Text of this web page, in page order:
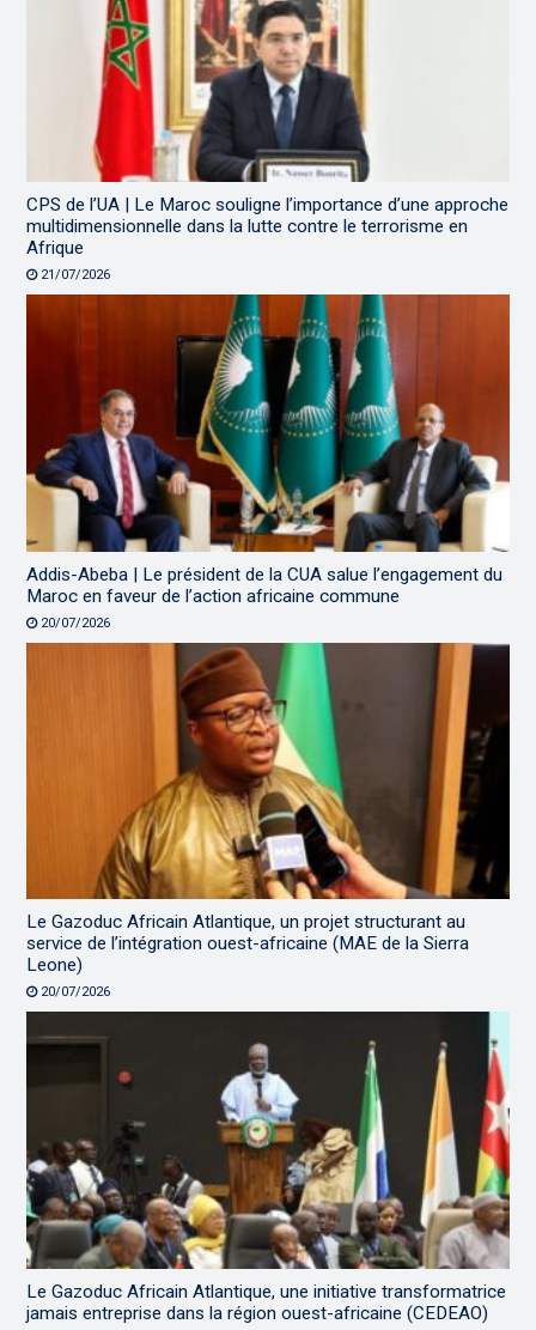
CPS de l’UA | Le Maroc souligne l’importance d’une approche
multidimensionnelle dans la lutte contre le terrorisme en
Afrique
21/07/2026
Addis-Abeba | Le président de la CUA salue l’engagement du
Maroc en faveur de l’action africaine commune
20/07/2026
Le Gazoduc Africain Atlantique, un projet structurant au
service de l’intégration ouest-africaine (MAE de la Sierra
Leone)
20/07/2026
Le Gazoduc Africain Atlantique, une initiative transformatrice
jamais entreprise dans la région ouest-africaine (CEDEAO)